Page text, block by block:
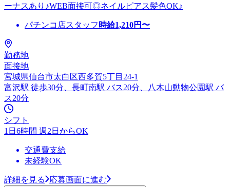
ーナスあり♪WEB面接可◎ネイルピアス髪色OK♪
パチンコ店スタッフ 時給1,210円〜
勤務地
面接地
宮城県仙台市太白区西多賀5丁目24-1
富沢駅 徒歩30分、長町南駅 バス20分、八木山動物公園駅 バ
ス20分
シフト
1日6時間 週2日からOK
交通費支給
未経験OK
詳細を見る 応募画面に進む